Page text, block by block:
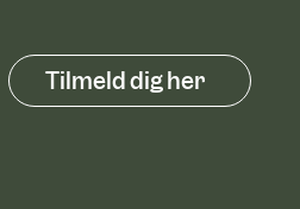
Tilmeld dig her